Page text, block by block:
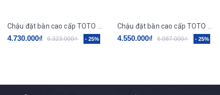
4.730.000₫ 6.323.000₫ - 25% 4.550.000₫ 6.087.000₫ - 25%